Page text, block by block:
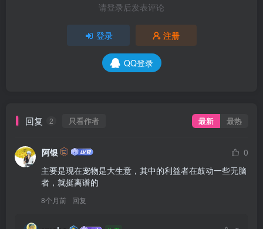
请登录后发表评论
登录 注册
QQ登录
回复 2 只看作者 最新 最热
阿银
0
主要是现在宠物是大生意，其中的利益者在鼓动一些无脑
者，就挺离谱的
8个月前 回复